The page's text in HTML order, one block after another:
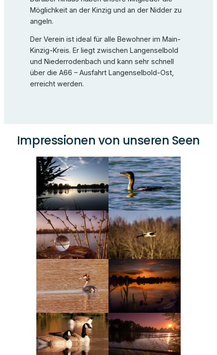
Möglichkeit an der Kinzig und an der Nidder zu
angeln.
Der Verein ist ideal für alle Bewohner im Main-
Kinzig-Kreis. Er liegt zwischen Langenselbold
und Niederrodenbach und kann sehr schnell
über die A66 – Ausfahrt Langenselbold-Ost,
erreicht werden.
Impressionen von unseren Seen